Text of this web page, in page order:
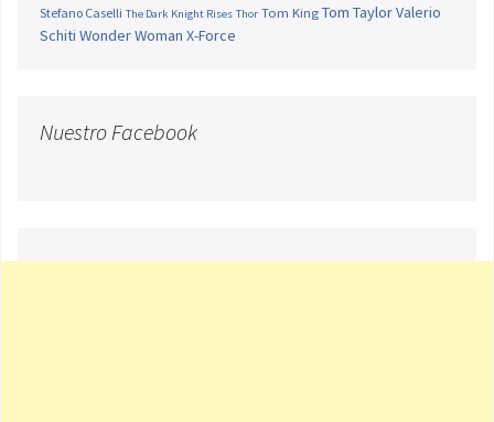
Stefano Caselli The Dark Knight Rises Thor Tom King Tom TaylorValerio
Schiti Wonder Woman X-Force
Nuestro Facebook